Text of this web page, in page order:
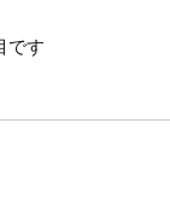
です